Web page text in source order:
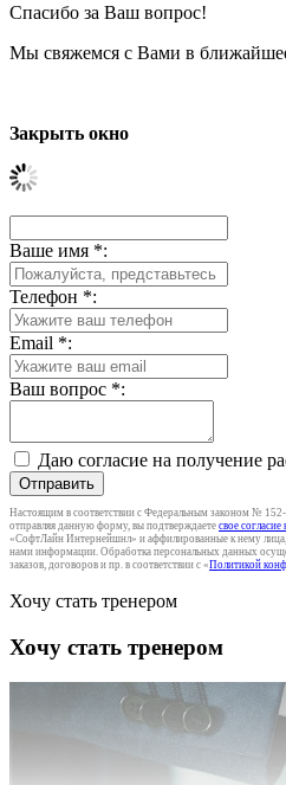
Спасибо за Ваш вопрос!
Мы свяжемся с Вами в
Закрыть окно
Ваше имя *:
Телефон *:
Email *:
Ваш вопрос *:
Даю согласие на получение
Отправить
Настоящим в соответствии с Федеральным законом №
отправляя данную форму, вы подтверждаете свое
«СофтЛайн Интернейшнл» и аффилированные к нему
нами информации. Обработка персональных данных
заказов, договоров и пр. в соответствии с «Политикой
Хочу стать тренером
Хочу стать тренером